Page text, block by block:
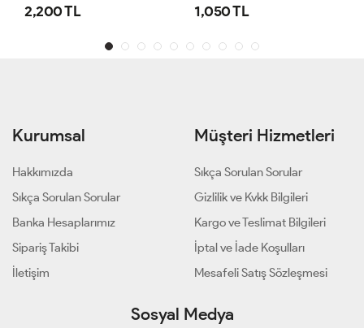
2,200 TL 1,050 TL
Kurumsal
Hakkımızda
Sıkça Sorulan Sorular
Banka Hesaplarımız
Sipariş Takibi
İletişim
Müşteri Hizmetleri
Sıkça Sorulan Sorular
Gizlilik ve Kvkk Bilgileri
Kargo ve Teslimat Bilgileri
İptal ve İade Koşulları
Mesafeli Satış Sözleşmesi
Sosyal Medya